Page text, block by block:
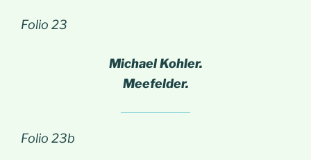
Folio 23
Michael Kohler.
Meefelder.
Folio 23b